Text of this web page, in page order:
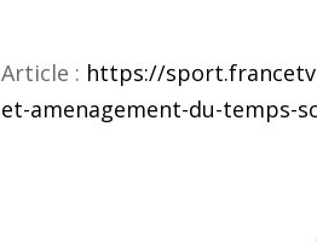
Article : https://
et-amenagement-du-temps-